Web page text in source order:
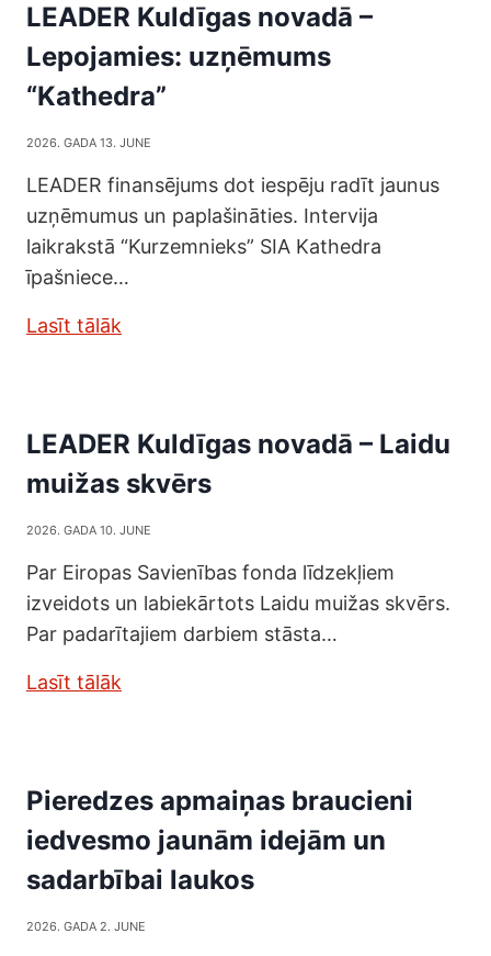
LEADER Kuldīgas novadā –
Lepojamies: uzņēmums
“Kathedra”
2026. GADA 13. JUNE
LEADER finansējums dot iespēju radīt jaunus
uzņēmumus un paplašināties. Intervija
laikrakstā “Kurzemnieks” SIA Kathedra
īpašniece…
Lasīt tālāk
LEADER Kuldīgas novadā – Laidu
muižas skvērs
2026. GADA 10. JUNE
Par Eiropas Savienības fonda līdzekļiem
izveidots un labiekārtots Laidu muižas skvērs.
Par padarītajiem darbiem stāsta…
Lasīt tālāk
Pieredzes apmaiņas braucieni
iedvesmo jaunām idejām un
sadarbībai laukos
2026. GADA 2. JUNE